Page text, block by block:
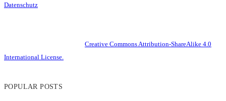
Datenschutz
Creative Commons Attribution-ShareAlike 4.0
International License.
POPULAR POSTS